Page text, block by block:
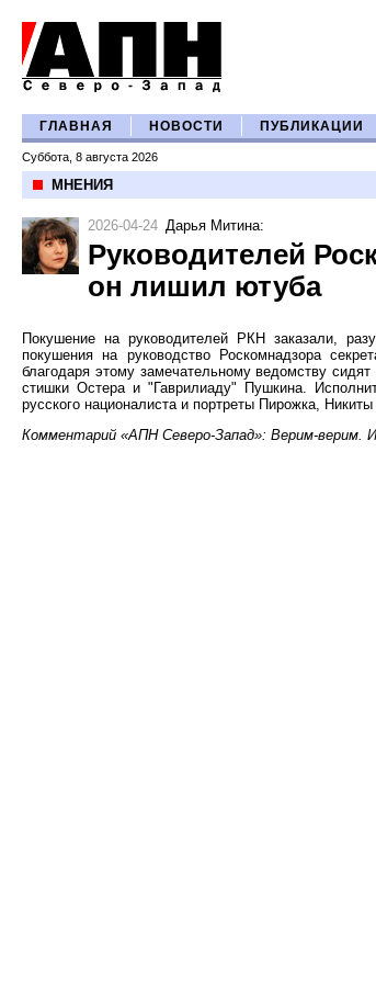
ГЛАВНАЯ НОВОСТИ ПУБЛИКАЦИИ
Суббота, 8 августа 2026
МНЕНИЯ
2026-04-24 Дарья Митина:
Руководителей
он лишил ютуба
Покушение на руководителей РКН заказали,
покушения на руководство Роскомнадзора
благодаря этому замечательному ведомству
стишки Остера и "Гаврилиаду" Пушкина.
русского националиста и портреты Пирожка,
Комментарий «АПН Северо-Запад»: Верим-верим. И